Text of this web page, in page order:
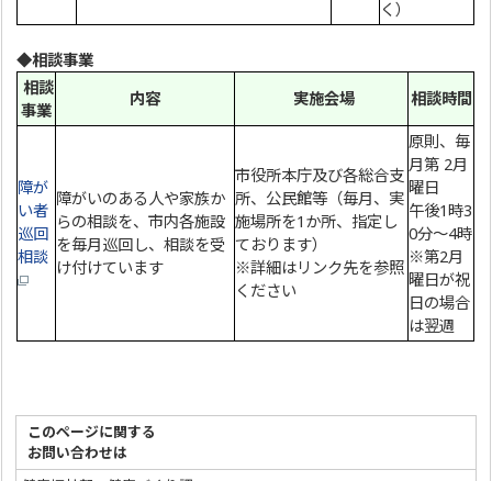
く）
◆相談事業
相談
事業
内容 実施会場 相談時間
障が
い者
巡回
相談
障がいのある人や家族か
らの相談を、市内各施設
を毎月巡回し、相談を受
け付けています
市役所本庁及び各総合支
所、公民館等（毎月、実
施場所を1か所、指定し
ております）
※詳細はリンク先を参照
ください
原則、毎
月第 2月
曜日
午後1時3
0分～4時
※第2月
曜日が祝
日の場合
は翌週
このページに関する
お問い合わせは